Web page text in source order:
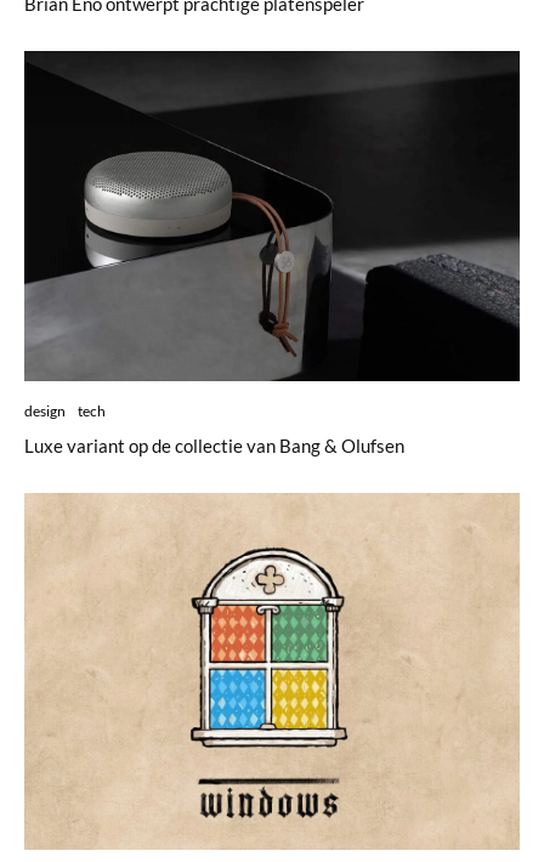
design tech
Luxe variant op de collectie van Bang & Olufsen